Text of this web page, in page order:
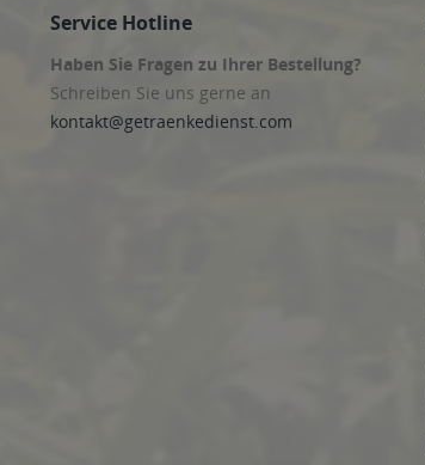
Service Hotline
Haben Sie Fragen zu Ihrer Bestellung?
Schreiben Sie uns gerne an
kontakt@getraenkedienst.com